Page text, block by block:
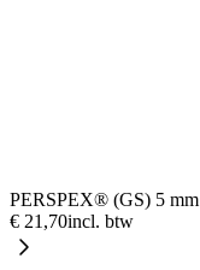
PERSPEX® (GS) 5 mm
€ 21,70incl. btw